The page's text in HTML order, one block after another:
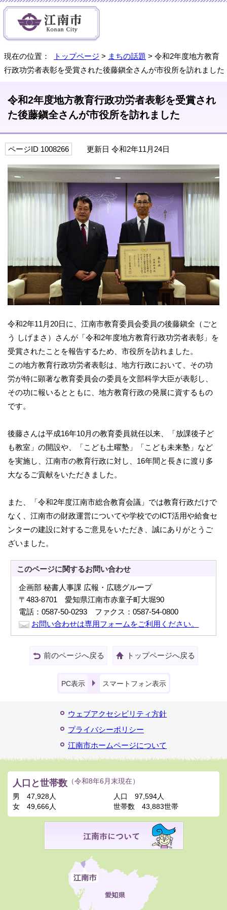
現在の位置： トップページ > まちの話題 > 令和2年度地方教育
行政功労者表彰を受賞された後藤鎭全さんが市役所を訪れました
令和2年度地方教育行政功労者表彰を受賞され
た後藤鎭全さんが市役所を訪れました
ページID 1008266 更新日 令和2年11月24日
令和2年11月20日に、江南市教育委員会委員の後藤鎭全（ごと
う しげまさ）さんが「令和2年度地方教育行政功労者表彰」を
受賞されたことを報告するため、市役所を訪れました。
この地方教育行政功労者表彰は、地方行政において、その功
労が特に顕著な教育委員会の委員を文部科学大臣が表彰し、
その功に報いるとともに、地方教育行政の発展に資するもの
です。
後藤さんは平成16年10月の教育委員就任以来、「放課後子ど
も教室」の開設や、「こども土曜塾」「こども未来塾」など
を実施し、江南市の教育行政に対し、16年間と長きに渡り多
大なるご貢献をいただきました。
また、「令和2年度江南市総合教育会議」では教育行政だけで
なく、江南市の財政運営についてや学校でのICT活用や給食セ
ンターの建設に対するご意見をいただき、誠にありがとうご
ざいました。
このページに関するお問い合わせ
企画部 秘書人事課 広報・広聴グループ
〒483-8701 愛知県江南市赤童子町大堀90
電話：0587-50-0293 ファクス：0587-54-0800
お問い合わせは専用フォームをご利用ください。
前のページへ戻る トップページへ戻る
PC表示 スマートフォン表示
ウェブアクセシビリティ方針
プライバシーポリシー
江南市ホームページについて
人口と世帯数 （令和8年6月末現在）
男
47,928人
女
49,666人
人口
97,594人
世帯数
43,883世帯